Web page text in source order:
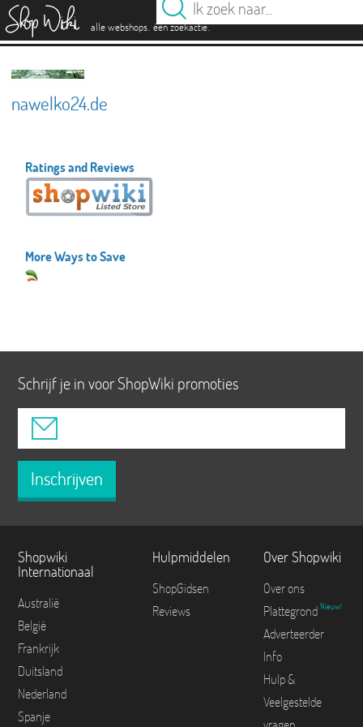
alle webshops. één zoekactie.
nawelko24.de
Ratings and Reviews
More Ways to Save
Schrijf je in voor ShopWiki promoties
Inschrijven
Shopwiki
Internationaal
Australië
België
Frankrijk
Duitsland
Nederland
Spanje
Hulpmiddelen
ShopGidsen
Reviews
Over Shopwiki
Over ons
Plattegrond Nieuw!
Adverteerder
Info
Hulp &
Veelgestelde